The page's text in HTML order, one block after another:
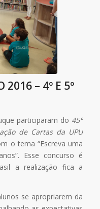
2016 – 4º E 5º
participaram do 45°
de Cartas da UPU
o tema “Escreva uma
Esse concurso é
a realização fica a
se apropriarem da